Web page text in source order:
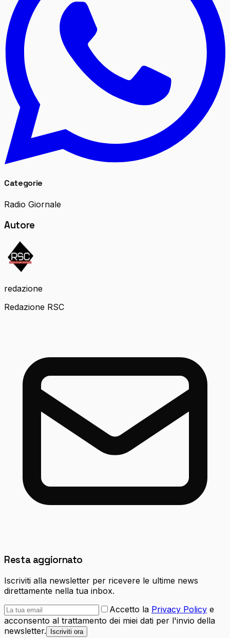
Categorie
Radio Giornale
Autore
redazione
Redazione RSC
Resta aggiornato
Iscriviti alla newsletter per ricevere le ultime news
direttamente nella tua inbox.
Accetto la Privacy Policy e
acconsento al trattamento dei miei dati per l'invio della
newsletter.
Iscriviti ora